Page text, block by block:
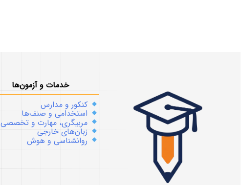
خدمات و آزمون‌ها
کنکور و مدارس
استخدامی و صنف‌ها
مربیگری، مهارت و تخصصی
زبان‌های خارجی
روانشناسی و هوش